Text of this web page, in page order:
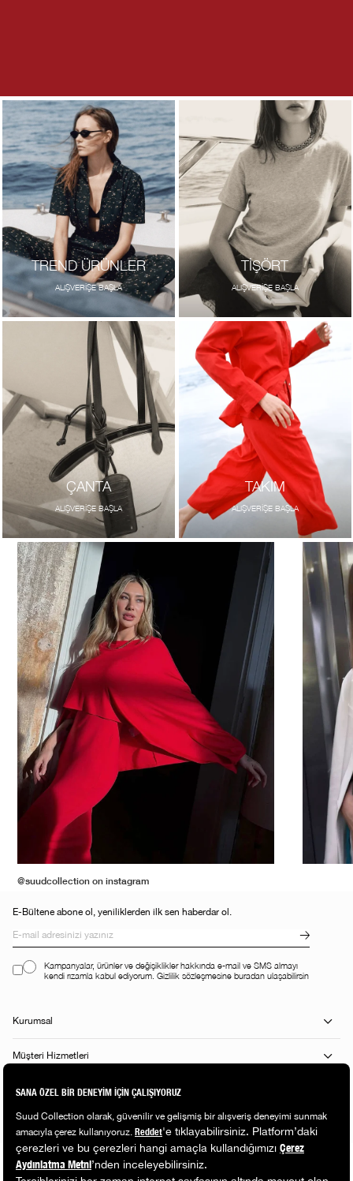
TREND ÜRÜNLER
ALIŞVERİŞE BAŞLA
TİŞÖRT
ALIŞVERİŞE BAŞLA
ÇANTA
ALIŞVERİŞE BAŞLA
TAKIM
ALIŞVERİŞE BAŞLA
@suudcollection on instagram
E-Bültene abone ol, yeniliklerden ilk sen haberdar ol.
Kampanyalar, ürünler ve değişiklikler hakkında e-mail ve SMS almayı
kendi rızamla kabul ediyorum. Gizlilik sözleşmesine buradan ulaşabilirsin
Kurumsal
Müşteri Hizmetleri
Alışveriş Rehberi